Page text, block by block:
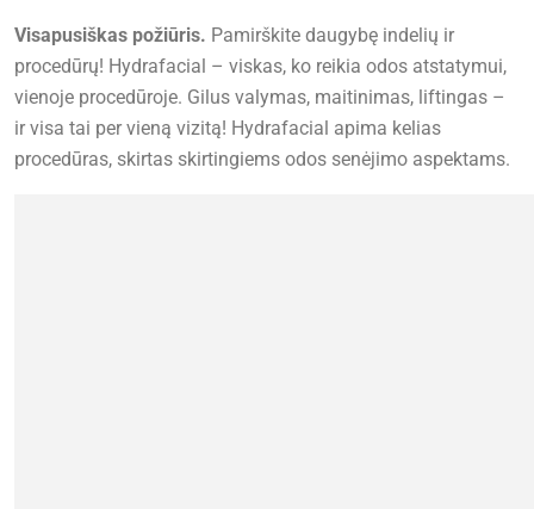
Visapusiškas požiūris. Pamirškite daugybę indelių ir
procedūrų! Hydrafacial – viskas, ko reikia odos atstatymui,
vienoje procedūroje. Gilus valymas, maitinimas, liftingas –
ir visa tai per vieną vizitą! Hydrafacial apima kelias
procedūras, skirtas skirtingiems odos senėjimo aspektams.